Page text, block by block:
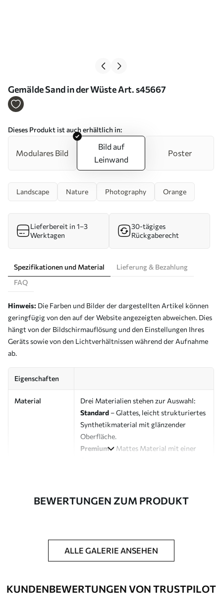
Gemälde Sand in der Wüste Art. s45667
Dieses Produkt ist auch erhältlich in:
Modulares Bild
Bild auf
Leinwand
Poster
Landscape Nature Photography Orange
Lieferbereit in 1–3
Werktagen
30-tägiges
Rückgaberecht
Spezifikationen und Material
Lieferung & Bezahlung
FAQ
Hinweis: Die Farben und Bilder der dargestellten Artikel können
geringfügig von den auf der Website angezeigten abweichen. Dies
hängt von der Bildschirmauflösung und den Einstellungen Ihres
Geräts sowie von den Lichtverhältnissen während der Aufnahme
ab.
Eigenschaften
Material
Drei Materialien stehen zur Auswahl:
Standard – Glattes, leicht strukturiertes
Synthetikmaterial mit glänzender
Oberfläche.
Premium– Mattes Material mit einer
aus 100 % Baumwolle.
Artikelnummer s45667
Zusätzliche
Möglichkeit, einen Schutzlack
Bildes zu erhöhen.
BEWERTUNGEN ZUM PRODUKT
ALLE GALERIE ANSEHEN
KUNDENBEWERTUNGEN VON TRUSTPILOT